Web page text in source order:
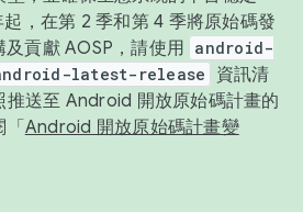
，在第 2 季和第 4 季將原始碼發
貢獻 AOSP，請使用 android-
latest-release
資訊清
推送至 Android 開放原始碼計畫的
Android 開放原始碼計畫變